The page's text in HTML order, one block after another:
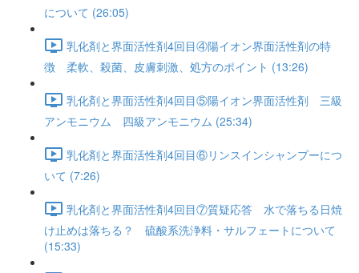
について (26:05)
乳化剤と界面活性剤4回目④陽イオン界面活性剤の特
徴 柔軟、殺菌、皮膚刺激、処方のポイント (13:26)
乳化剤と界面活性剤4回目⑤陽イオン界面活性剤 三級
アンモニウム 四級アンモニウム (25:34)
乳化剤と界面活性剤4回目⑥リンスインシャンプーにつ
いて (7:26)
乳化剤と界面活性剤4回目⑦質疑応答 水で落ちる日焼
け止めは落ちる？ 硫酸系洗浄料・サルフェートについて
(15:33)